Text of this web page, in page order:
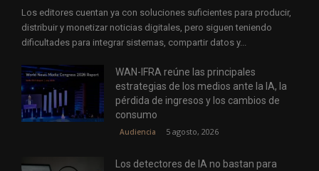
Los editores cuentan ya con soluciones suficientes para producir,
distribuir y monetizar noticias digitales, pero siguen teniendo
dificultades para integrar sistemas, compartir datos y...
WAN-IFRA reúne las principales
estrategias de los medios ante la IA, la
pérdida de ingresos y los cambios de
consumo
Audiencia 5 agosto, 2026
Los detectores de IA no bastan para